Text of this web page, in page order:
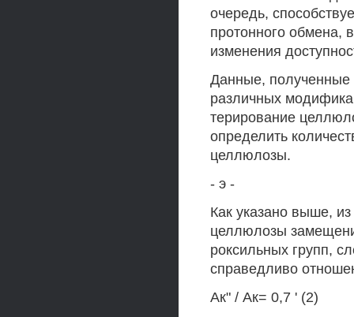
очередь,
протонного обмена,
изменения
Данные, полученные
различных
терирование
определить
целлюлозы.
- э -
Как указано выше,
целлюлозы
роксильных групп,
справедливо
Ак" / Ак= 0,7 ' (2)